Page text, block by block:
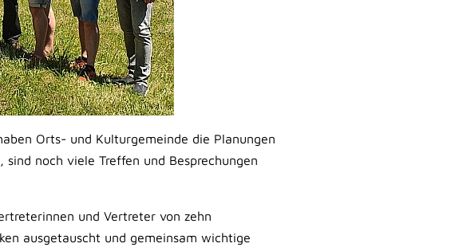
Orts- und Kulturgemeinde die Planungen
noch viele Treffen und Besprechungen
und Vertreter von zehn
ausgetauscht und gemeinsam wichtige